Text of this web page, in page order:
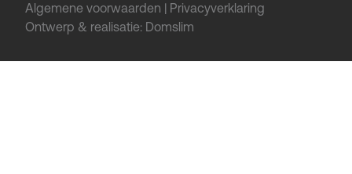
Algemene voorwaarden | Privacyverklaring
Ontwerp & realisatie: Domslim